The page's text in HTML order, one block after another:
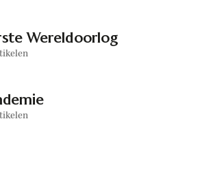
Wereldoorlog